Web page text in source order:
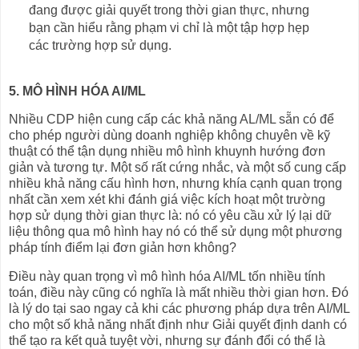
đang được giải quyết trong thời gian thực, nhưng
bạn cần hiểu rằng phạm vi chỉ là một tập hợp hẹp
các trường hợp sử dụng.
5. MÔ HÌNH HÓA AI/ML
Nhiều CDP hiện cung cấp các khả năng AL/ML sẵn có để
cho phép người dùng doanh nghiệp không chuyên về kỹ
thuật có thể tận dụng nhiều mô hình khuynh hướng đơn
giản và tương tự. Một số rất cứng nhắc, và một số cung cấp
nhiều khả năng cấu hình hơn, nhưng khía cạnh quan trọng
nhất cần xem xét khi đánh giá việc kích hoạt một trường
hợp sử dụng thời gian thực là: nó có yêu cầu xử lý lại dữ
liệu thông qua mô hình hay nó có thể sử dụng một phương
pháp tính điểm lại đơn giản hơn không?
Điều này quan trọng vì mô hình hóa AI/ML tốn nhiều tính
toán, điều này cũng có nghĩa là mất nhiều thời gian hơn. Đó
là lý do tại sao ngay cả khi các phương pháp dựa trên AI/ML
cho một số khả năng nhất định như Giải quyết định danh có
thể tạo ra kết quả tuyệt vời, nhưng sự đánh đổi có thể là